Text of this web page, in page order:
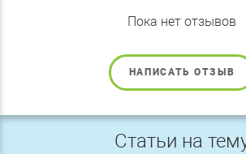
Пока нет отзывов
НАПИСАТЬ ОТЗЫВ
Статьи на